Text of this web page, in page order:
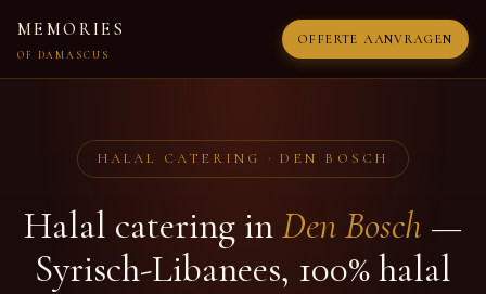
MEMORIES
OF DAMASCUS
OFFERTE AANVRAGEN
HALAL CATERING · DEN BOSCH
Halal catering inDen Bosch —
Syrisch-Libanees, 100% halal